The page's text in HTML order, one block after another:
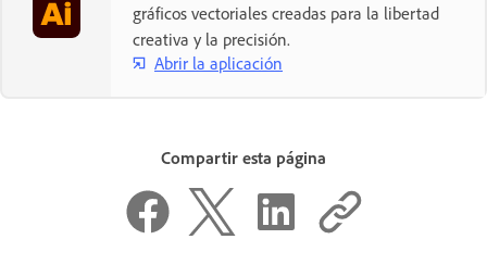
gráficos vectoriales creadas para la libertad
creativa y la precisión.
Abrir la aplicación
Compartir esta página